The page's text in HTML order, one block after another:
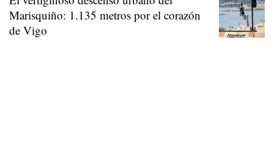
Marisquiño: 1.135 metros por el corazón
de Vigo